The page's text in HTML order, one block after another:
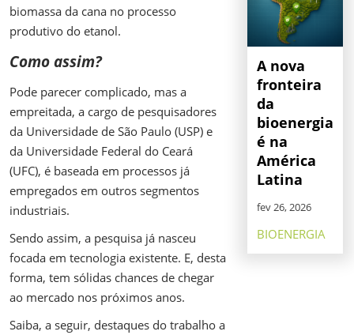
biomassa da cana no processo
produtivo do etanol.
Como assim?
Pode parecer complicado, mas a
empreitada, a cargo de pesquisadores
da Universidade de São Paulo (USP) e
da Universidade Federal do Ceará
(UFC), é baseada em processos já
empregados em outros segmentos
industriais.
Sendo assim, a pesquisa já nasceu
focada em tecnologia existente. E, desta
forma, tem sólidas chances de chegar
ao mercado nos próximos anos.
Saiba, a seguir, destaques do trabalho a
A nova
fronteira
da
bioenergia
é na
América
Latina
fev 26, 2026
BIOENERGIA